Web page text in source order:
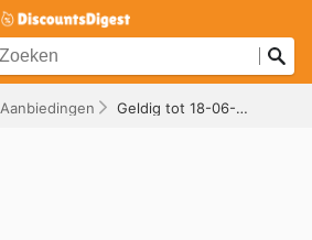
Aanbiedingen Geldig tot 18-06-2026